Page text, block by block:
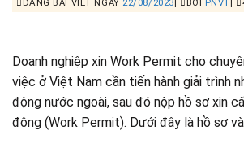
ĐĂNG BÀI VIẾT NGÀY 22/08/2023| BỞI PNVT|
Doanh nghiệp xin Work Permit cho
việc ở Việt Nam cần tiến hành giải trình
động nước ngoài, sau đó nộp hồ sơ xin
động (Work Permit). Dưới đây là hồ sơ